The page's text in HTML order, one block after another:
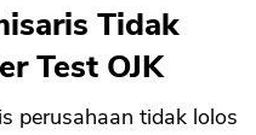
Tidak
Test OJK
perusahaan tidak lolos